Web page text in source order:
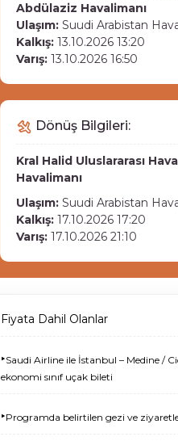
Abdülaziz Havalimanı
Ulaşım:Suudi Arabistan
Kalkış:13.10.2026 13:20
Varış:13.10.2026 16:50
Dönüş Bilgileri:
Kral Halid Uluslararası
Havalimanı
Ulaşım:Suudi Arabistan
Kalkış:17.10.2026 17:20
Varış:17.10.2026 21:10
Fiyata Dahil Olanlar
‣Saudi Airline ile İstanbul – Medine /
ekonomi sınıf uçak bileti
‣Programda belirtilen gezi ve